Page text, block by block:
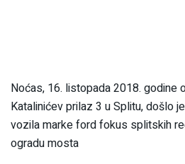
Noćas, 16. listopada 2018. godine
Katalinićev prilaz 3 u Splitu, došlo
vozila marke ford fokus splitskih
ogradu mosta